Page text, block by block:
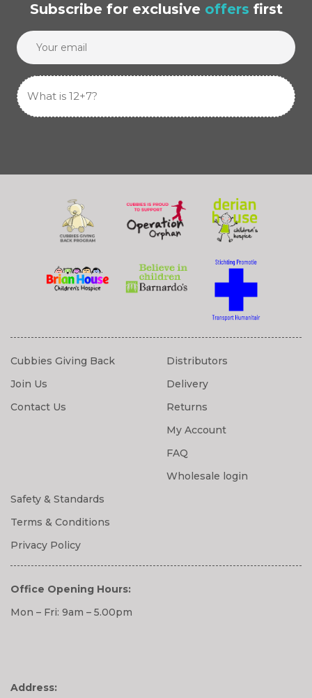
Subscribe for exclusive offers first
Cubbies Giving Back
Join Us
Contact Us
Distributors
Delivery
Returns
My Account
FAQ
Wholesale login
Safety & Standards
Terms & Conditions
Privacy Policy
Office Opening Hours:
Mon – Fri: 9am – 5.00pm
Address: